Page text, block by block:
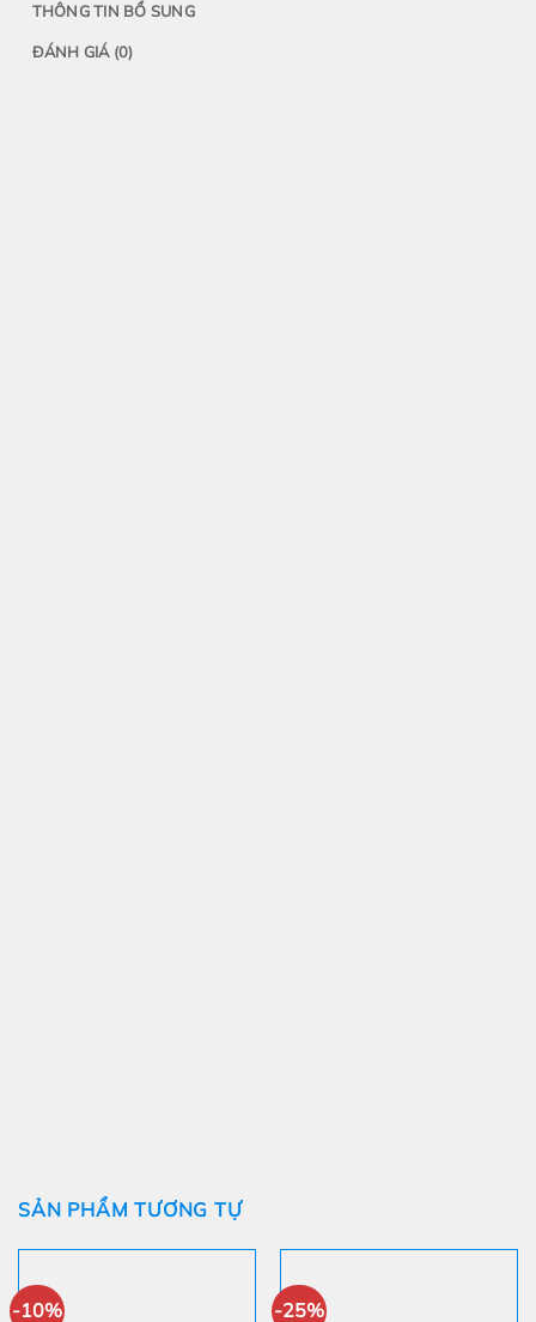
THÔNG TIN BỔ SUNG
ĐÁNH GIÁ (0)
SẢN PHẨM TƯƠNG TỰ
-10% -25%